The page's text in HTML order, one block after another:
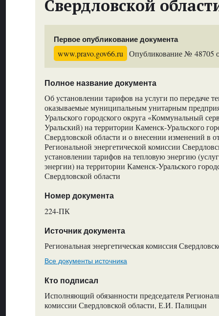
Свердловской
Первое опубликование документа
www.pravo.gov66.ru Опубликование № 48705
Полное название документа
Об установлении тарифов на услуги по передаче
оказываемые муниципальным унитарным
Уральского городского округа «Коммунальный
Уральский) на территории Каменск-Уральского
Свердловской области и о внесении изменений в
Региональной энергетической комиссии
установлении тарифов на тепловую энергию
энергии) на территории Каменск-Уральского
Свердловской области
Номер документа
224-ПК
Источник документа
Региональная энергетическая комиссия
Все документы источника
Кто подписал
Исполняющий обязанности председателя
комиссии Свердловской области, Е.И. Палицын